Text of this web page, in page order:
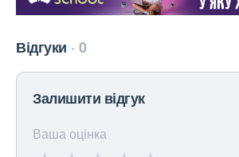
Відгуки 0
Залишити відгук
Ваша оцінка